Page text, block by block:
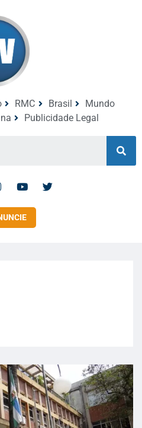
RMC Brasil
Mundo
Publicidade Legal